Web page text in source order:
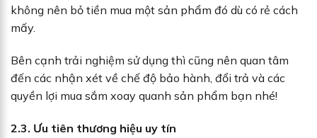
không nên bỏ tiền mua một sản phẩm đó dù có rẻ cách
mấy.
Bên cạnh trải nghiệm sử dụng thì cũng nên quan tâm
đến các nhận xét về chế độ bảo hành, đổi trả và các
quyền lợi mua sắm xoay quanh sản phẩm bạn nhé!
2.3. Ưu tiên thương hiệu uy tín